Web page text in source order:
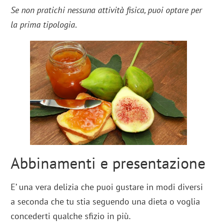
Se non pratichi nessuna attività fisica, puoi optare per
la prima tipologia.
Abbinamenti e presentazione
E’ una vera delizia che puoi gustare in modi diversi
a seconda che tu stia seguendo una dieta o voglia
concederti qualche sfizio in più.